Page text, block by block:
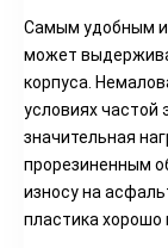
Самым удобным и
может
корпуса.
условиях частой
значительная
прорезиненным
износу на
пластика хорошо